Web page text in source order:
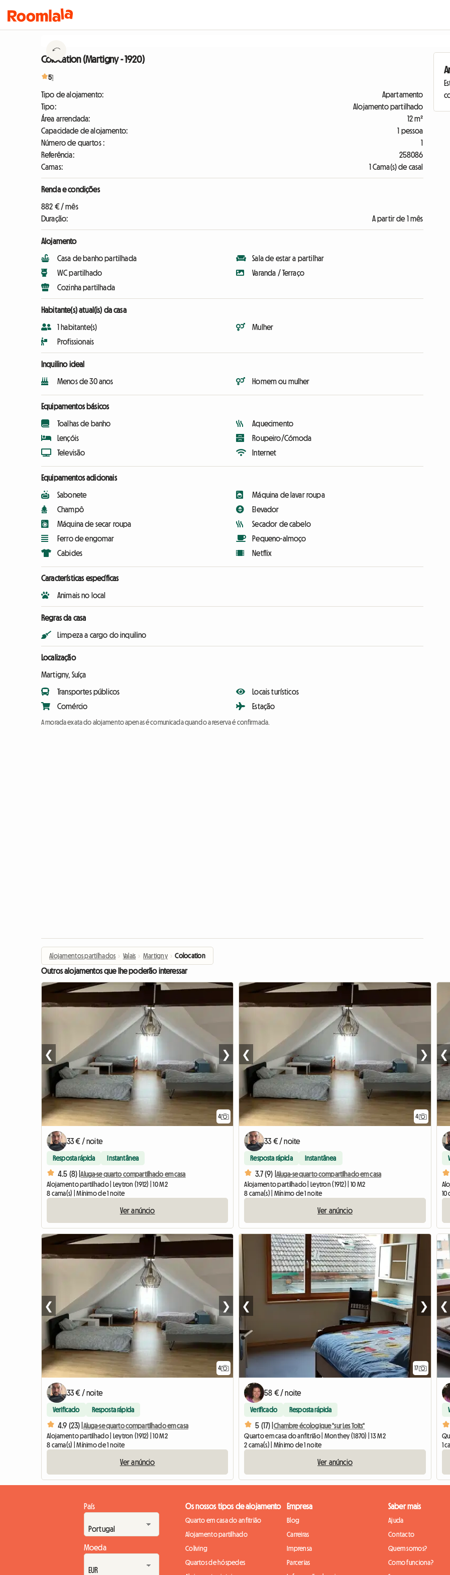
Colocation (Martigny - 1920)
51
Tipo de alojamento:
Apartamento
Tipo:
Alojamento partilhado
Área arrendada:
12 m²
Capacidade de alojamento:
1 pessoa
Número de quartos :
1
Referência:
258086
Camas:
1 Cama(s) de casal
Renda e condições
882 € / mês
Duração:
A partir de 1 mês
Alojamento
Casa de banho partilhada
WC partilhado
Cozinha partilhada
Sala de estar a partilhar
Varanda / Terraço
Habitante(s) atual(is) da casa
1 habitante(s)
Profissionais
Mulher
Inquilino ideal
Menos de 30 anos Homem ou mulher
Equipamentos básicos
Toalhas de banho
Lençóis
Televisão
Aquecimento
Roupeiro/Cómoda
Internet
Equipamentos adicionais
Sabonete
Champô
Máquina de secar roupa
Ferro de engomar
Cabides
Máquina de lavar roupa
Elevador
Secador de cabelo
Pequeno-almoço
Netflix
Características específicas
Animais no local
Regras da casa
Limpeza a cargo do inquilino
Localização
Martigny, Suíça
Transportes públicos
Comércio
Locais turísticos
Estação
A morada exata do alojamento apenas é comunicada quando a reserva é confirmada.
Alojamentos partilhados › Valais › Martigny › Colocation
Outros alojamentos que lhe poderão interessar
4
❮ ❯
33 € / noite
Resposta rápida Instantânea
4.5 (8) |Aluga-se quarto compartilhado em casa
Alojamento partilhado | Leytron (1912) | 10 M2
8 cama(s) | Mínimo de 1 noite
Ver anúncio
4
❮ ❯
33 € / noite
Resposta rápida Instantânea
3.7 (9) | Aluga-se quarto compartilhado em casa
Alojamento partilhado | Leytron (1912) | 10 M2
8 cama(s) | Mínimo de 1 noite
Ver anúncio
❮
10
4
❮ ❯
33 € / noite
Verificado Resposta rápida
4.9 (23) | Aluga-se quarto compartilhado em casa
Alojamento partilhado | Leytron (1912) | 10 M2
8 cama(s) | Mínimo de 1 noite
Ver anúncio
17
❮ ❯
58 € / noite
Verificado Resposta rápida
5 (17) | Chambre écologique "sur Les Toits"
Quarto em casa do anfitrião | Monthey (1870) | 13 M2
2 cama(s) | Mínimo de 1 noite
Ver anúncio
❮
1
País
Moeda
Os nossos tipos de alojamento
Quarto em casa do anfitrião
Alojamento partilhado
Coliving
Quartos de hóspedes
Empresa
Blog
Carreiras
Imprensa
Parcerias
Saber mais
Ajuda
Contacto
Quem somos?
Como funciona?